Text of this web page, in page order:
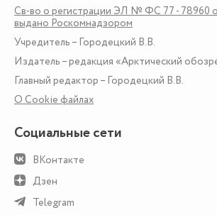
Св-во о регистрации ЭЛ № ФС 77 - 78960
выдано Роскомнадзором
Учредитель – Городецкий В.В.
Издатель – редакция «Арктический
Главный редактор – Городецкий В.В.
О Сookie файлах
Социальные сети
ВКонтакте
Дзен
Telegram